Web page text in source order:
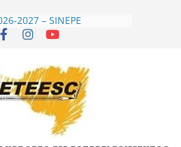
2027 – SINEPE
do XXXII QUALIEDUC
o XXXII QUALIEDUC!
– FECHADA